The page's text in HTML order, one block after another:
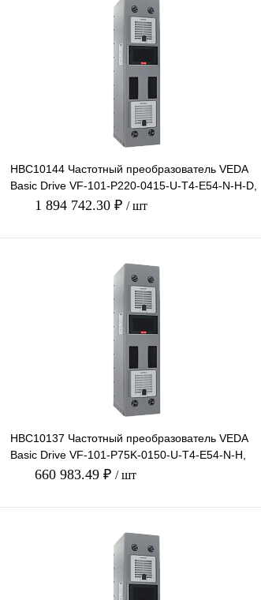
HBC10144 Частотный преобразователь VEDA
Basic Drive VF-101-P220-0415-U-T4-E54-N-H-D,
380В, 220кВт, 4
1 894 742.30 ₽ / шт
В корзину
Сравнение
Под заказ
HBC10137 Частотный преобразователь VEDA
Basic Drive VF-101-P75K-0150-U-T4-E54-N-H,
380В, 75кВт, 150А
660 983.49 ₽ / шт
В корзину
Сравнение